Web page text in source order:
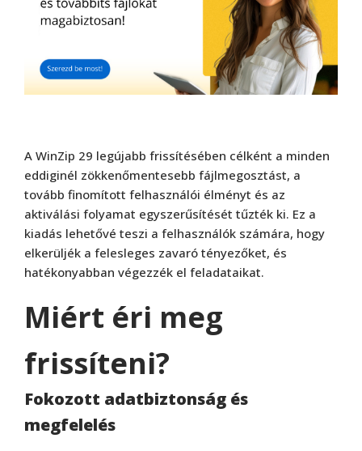
A WinZip 29 legújabb frissítésében célként a minden
eddiginél zökkenőmentesebb fájlmegosztást, a
tovább finomított felhasználói élményt és az
aktiválási folyamat egyszerűsítését tűzték ki. Ez a
kiadás lehetővé teszi a felhasználók számára, hogy
elkerüljék a felesleges zavaró tényezőket, és
hatékonyabban végezzék el feladataikat.
Miért éri meg
frissíteni?
Fokozott adatbiztonság és
megfelelés